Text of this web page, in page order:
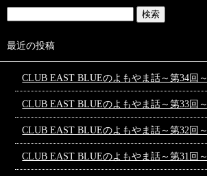
最近の投稿
CLUB EAST BLUEのよもやま話～第34回～
CLUB EAST BLUEのよもやま話～第33回～
CLUB EAST BLUEのよもやま話～第32回～
CLUB EAST BLUEのよもやま話～第31回～